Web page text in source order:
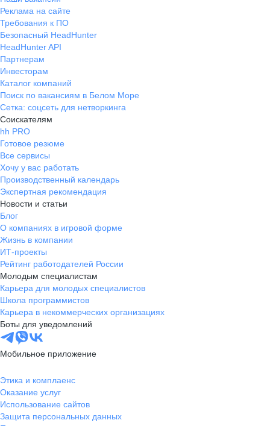
Реклама на сайте
Требования к ПО
Безопасный HeadHunter
HeadHunter API
Партнерам
Инвесторам
Каталог компаний
Поиск по вакансиям в Белом Море
Сетка: соцсеть для нетворкинга
Соискателям
hh PRO
Готовое резюме
Все сервисы
Хочу у вас работать
Производственный календарь
Экспертная рекомендация
Новости и статьи
Блог
О компаниях в игровой форме
Жизнь в компании
ИТ-проекты
Рейтинг работодателей России
Молодым специалистам
Карьера для молодых специалистов
Школа программистов
Карьера в некоммерческих организациях
Боты для уведомлений
Мобильное приложение
Этика и комплаенс
Оказание услуг
Использование сайтов
Защита персональных данных